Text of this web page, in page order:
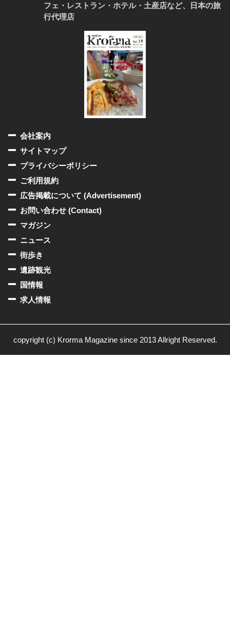
フェ・レストラン・ホテル・土産店など、日本の旅
行代理店
会社案内
サイトマップ
プライバシーポリシー
ご利用規約
広告掲載について (Advertisement)
お問い合わせ (Contact)
マガジン
ニュース
街歩き
遺跡観光
国情報
求人情報
copyright (c) Krorma Magazine since 2013 Allright Reserved.